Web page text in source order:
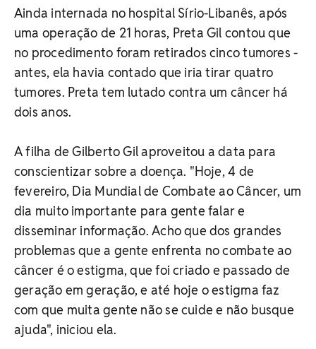
Ainda internada no hospital Sírio-Libanês, após
uma operação de 21 horas, Preta Gil contou que
no procedimento foram retirados cinco tumores -
antes, ela havia contado que iria tirar quatro
tumores. Preta tem lutado contra um câncer há
dois anos.
A filha de Gilberto Gil aproveitou a data para
conscientizar sobre a doença. "Hoje, 4 de
fevereiro, Dia Mundial de Combate ao Câncer, um
dia muito importante para gente falar e
disseminar informação. Acho que dos grandes
problemas que a gente enfrenta no combate ao
câncer é o estigma, que foi criado e passado de
geração em geração, e até hoje o estigma faz
com que muita gente não se cuide e não busque
ajuda", iniciou ela.